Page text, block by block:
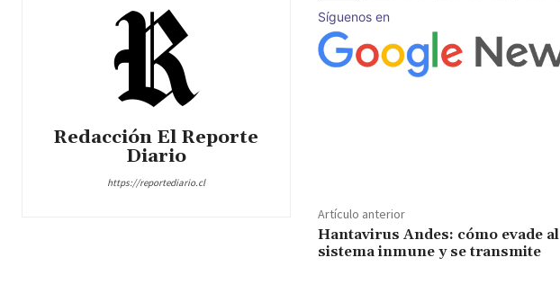
Redacción El Reporte
Diario
https://reportediario.cl
Síguenos en
Artículo anterior
Hantavirus Andes: cómo evade al
sistema inmune y se transmite